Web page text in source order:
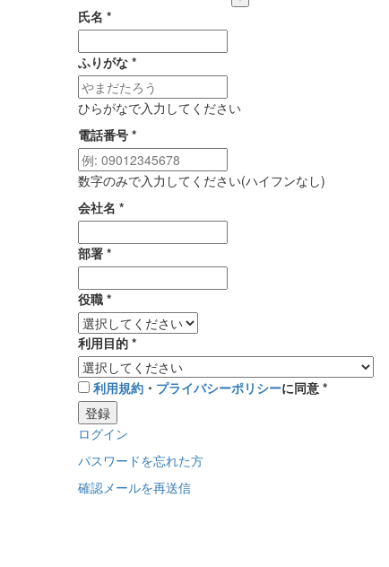
氏名 *
ふりがな *
ひらがなで入力してください
電話番号 *
数字のみで入力してください(ハイフンなし)
会社名 *
部署 *
役職 *
利用目的 *
利用規約 ・ プライバシーポリシーに同意 *
登録
ログイン
パスワードを忘れた方
確認メールを再送信